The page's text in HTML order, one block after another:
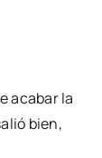
acabar la
bien,